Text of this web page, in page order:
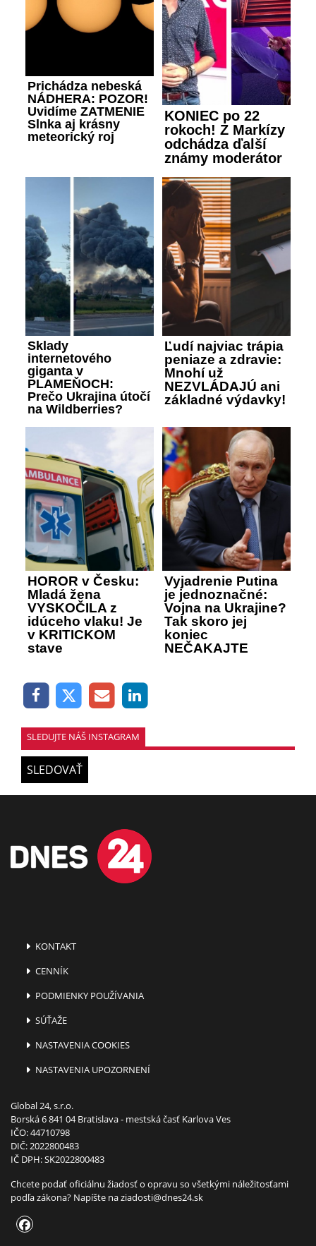
Prichádza nebeská
NÁDHERA: POZOR!
Uvidíme ZATMENIE
Slnka aj krásny
meteorický roj
KONIEC po 22
rokoch! Z Markízy
odchádza ďalší
známy moderátor
Sklady
internetového
giganta v
PLAMEŇOCH:
Prečo Ukrajina útočí
na Wildberries?
Ľudí najviac trápia
peniaze a zdravie:
Mnohí už
NEZVLÁDAJÚ ani
základné výdavky!
HOROR v Česku:
Mladá žena
VYSKOČILA z
idúceho vlaku! Je
v KRITICKOM
stave
Vyjadrenie Putina
je jednoznačné:
Vojna na Ukrajine?
Tak skoro jej
koniec
NEČAKAJTE
SLEDUJTE NÁŠ INSTAGRAM
SLEDOVAŤ
KONTAKT
CENNÍK
PODMIENKY POUŽÍVANIA
SÚŤAŽE
NASTAVENIA COOKIES
NASTAVENIA UPOZORNENÍ
Global 24, s.r.o.
Borská 6 841 04 Bratislava - mestská časť Karlova Ves
IČO: 44710798
DIČ: 2022800483
IČ DPH: SK2022800483
Chcete podať oficiálnu žiadosť o opravu so všetkými náležitosťami
podľa zákona? Napíšte naziadosti@dnes24.sk